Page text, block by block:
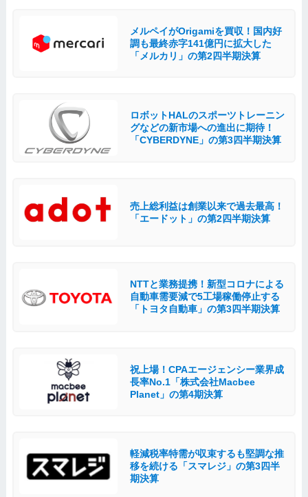
メルペイがOrigamiを買収！国内好
調も最終赤字141億円に拡大した
「メルカリ」の第2四半期決算
ロボットHALのスポーツトレーニン
グなどの新市場への進出に期待！
「CYBERDYNE」の第3四半期決算
売上総利益は創業以来で過去最高！
「エードット」の第2四半期決算
NTTと業務提携！新型コロナによる
自動車需要減で5工場稼働停止する
「トヨタ自動車」の第3四半期決算
祝上場！CPAエージェンシー業界成
長率No.1「株式会社Macbee
Planet」の第4期決算
軽減税率特需が収束するも堅調な推
移を続ける「スマレジ」の第3四半
期決算